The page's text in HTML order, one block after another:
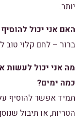
יותר.
האם אני יכול
ברור – לחם קלוי טוב
מה אני יכול לעשות
כמה ימים?
תמיד אפשר להוסיף
הטריות, או תיבול